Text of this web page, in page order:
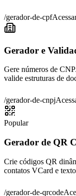
/gerador-de-cpf
Gerador e
Gere números de
valide estruturas de
/gerador-de-cnpj
Popular
Gerador de QR
Crie códigos QR
contatos VCard e
/gerador-de-qrcode